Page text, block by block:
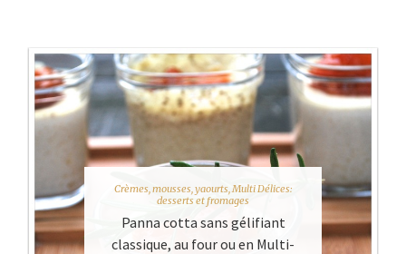
Crèmes, mousses, yaourts,Multi Délices:
desserts et fromages
Panna cotta sans gélifiant
classique, au four ou en Multi-